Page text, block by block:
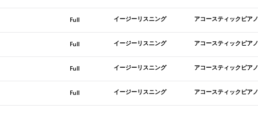
Full イージーリスニング アコースティックピアノ
Full イージーリスニング アコースティックピアノ
Full イージーリスニング アコースティックピアノ
Full イージーリスニング アコースティックピアノ